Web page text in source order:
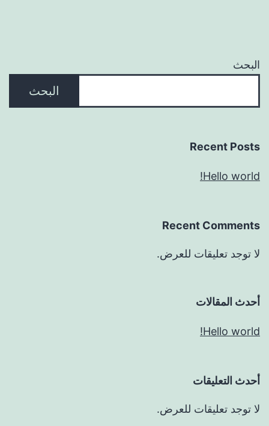
البحث
البحث
Recent Posts
Hello world!
Recent Comments
لا توجد تعليقات للعرض.
أحدث المقالات
Hello world!
أحدث التعليقات
لا توجد تعليقات للعرض.